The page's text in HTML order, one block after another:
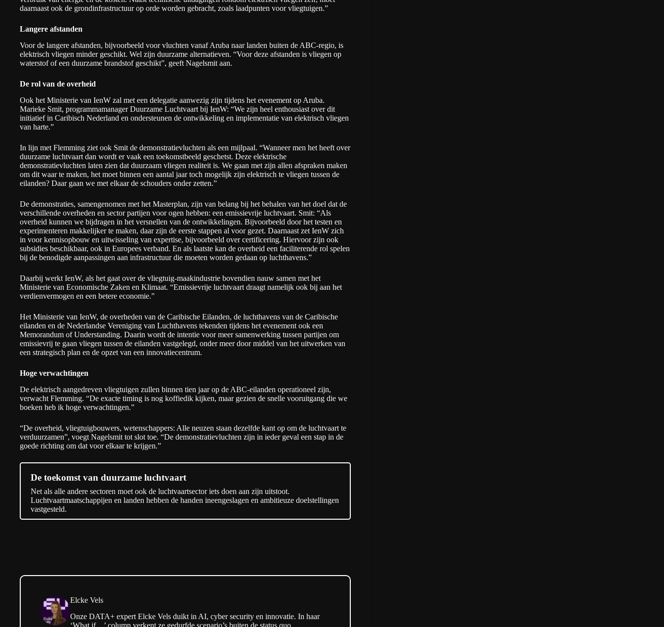
daarnaast ook de grondinfrastructuur op orde worden gebracht, zoals laadpunten voor vliegtuigen.”
Langere afstanden
Voor de langere afstanden, bijvoorbeeld voor vluchten vanaf Aruba naar landen buiten de ABC-regio, is
elektrisch vliegen minder geschikt. Wel zijn duurzame alternatieven. “Voor deze afstanden is vliegen op
waterstof of een duurzame brandstof geschikt”, geeft Nagelsmit aan.
De rol van de overheid
Ook het Ministerie van IenW zal met een delegatie aanwezig zijn tijdens het evenement op Aruba.
Marieke Smit, programmamanager Duurzame Luchtvaart bij IenW: “We zijn heel enthousiast over dit
initiatief in Caribisch Nederland en ondersteunen de ontwikkeling en implementatie van elektrisch vliegen
van harte.”
In lijn met Flemming ziet ook Smit de demonstratievluchten als een mijlpaal. “Wanneer men het heeft over
duurzame luchtvaart dan wordt er vaak een toekomstbeeld geschetst. Deze elektrische
demonstratievluchten laten zien dat duurzaam vliegen realiteit is. We gaan met zijn allen afspraken maken
om dit waar te maken, het moet binnen een aantal jaar toch mogelijk zijn elektrisch te vliegen tussen de
eilanden? Daar gaan we met elkaar de schouders onder zetten.”
De demonstraties, samengenomen met het Masterplan, zijn van belang bij het behalen van het doel dat de
verschillende overheden en sector partijen voor ogen hebben: een emissievrije luchtvaart. Smit: “Als
overheid kunnen we bijdragen in het versnellen van de ontwikkelingen. Bijvoorbeeld door het testen en
experimenteren makkelijker te maken, daar zijn de eerste stappen al voor gezet. Daarnaast zet IenW zich
in voor kennisopbouw en uitwisseling van expertise, bijvoorbeeld over certificering. Hiervoor zijn ook
subsidies beschikbaar, ook in Europees verband. En als laatste kan de overheid een faciliterende rol spelen
bij de benodigde aanpassingen aan infrastructuur die moeten worden gedaan op luchthavens.”
Daarbij werkt IenW, als het gaat over de vliegtuig-maakindustrie bovendien nauw samen met het
Ministerie van Economische Zaken en Klimaat. “Emissievrije luchtvaart draagt namelijk ook bij aan het
verdienvermogen en een betere economie.”
Het Ministerie van IenW, de overheden van de Caribische Eilanden, de luchthavens van de Caribische
eilanden en de Nederlandse Vereniging van Luchthavens tekenden tijdens het evenement ook een
Memorandum of Understanding. Daarin wordt de intentie voor meer samenwerking tussen partijen om
emissievrij te gaan vliegen tussen de eilanden vastgelegd, onder meer door middel van het uitwerken van
een strategisch plan en de opzet van een innovatiecentrum.
Hoge verwachtingen
De elektrisch aangedreven vliegtuigen zullen binnen tien jaar op de ABC-eilanden operationeel zijn,
verwacht Flemming. “De exacte timing is nog koffiedik kijken, maar gezien de snelle vooruitgang die we
boeken heb ik hoge verwachtingen.”
“De overheid, vliegtuigbouwers, wetenschappers: Alle neuzen staan dezelfde kant op om de luchtvaart te
verduurzamen”, voegt Nagelsmit tot slot toe. “De demonstratievluchten zijn in ieder geval een stap in de
goede richting om dat voor elkaar te krijgen.”
De toekomst van duurzame luchtvaart
Net als alle andere sectoren moet ook de luchtvaartsector iets doen aan zijn uitstoot.
Luchtvaartmaatschappijen en landen hebben de handen ineengeslagen en ambitieuze doelstellingen
vastgesteld.
Elcke Vels
Onze DATA+ expert Elcke Vels duikt in AI, cyber security en innovatie. In haar
‘What if…’ column verkent ze gedurfde scenario’s buiten de status quo.